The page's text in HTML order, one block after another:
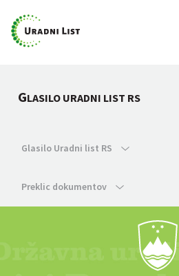
GLASILO URADNI LIST RS
Glasilo Uradni list RS
Preklic dokumentov